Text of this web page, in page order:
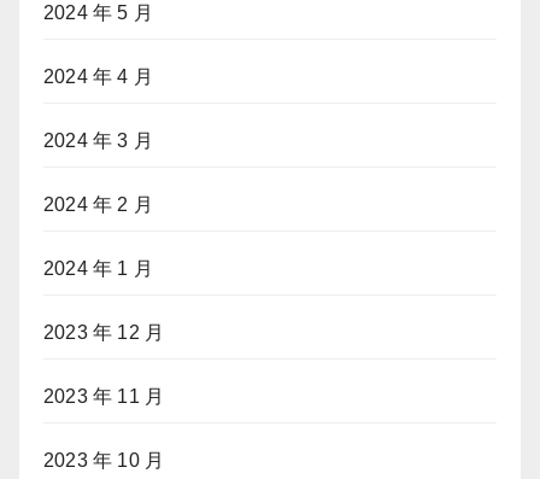
2024 年 5 月
2024 年 4 月
2024 年 3 月
2024 年 2 月
2024 年 1 月
2023 年 12 月
2023 年 11 月
2023 年 10 月